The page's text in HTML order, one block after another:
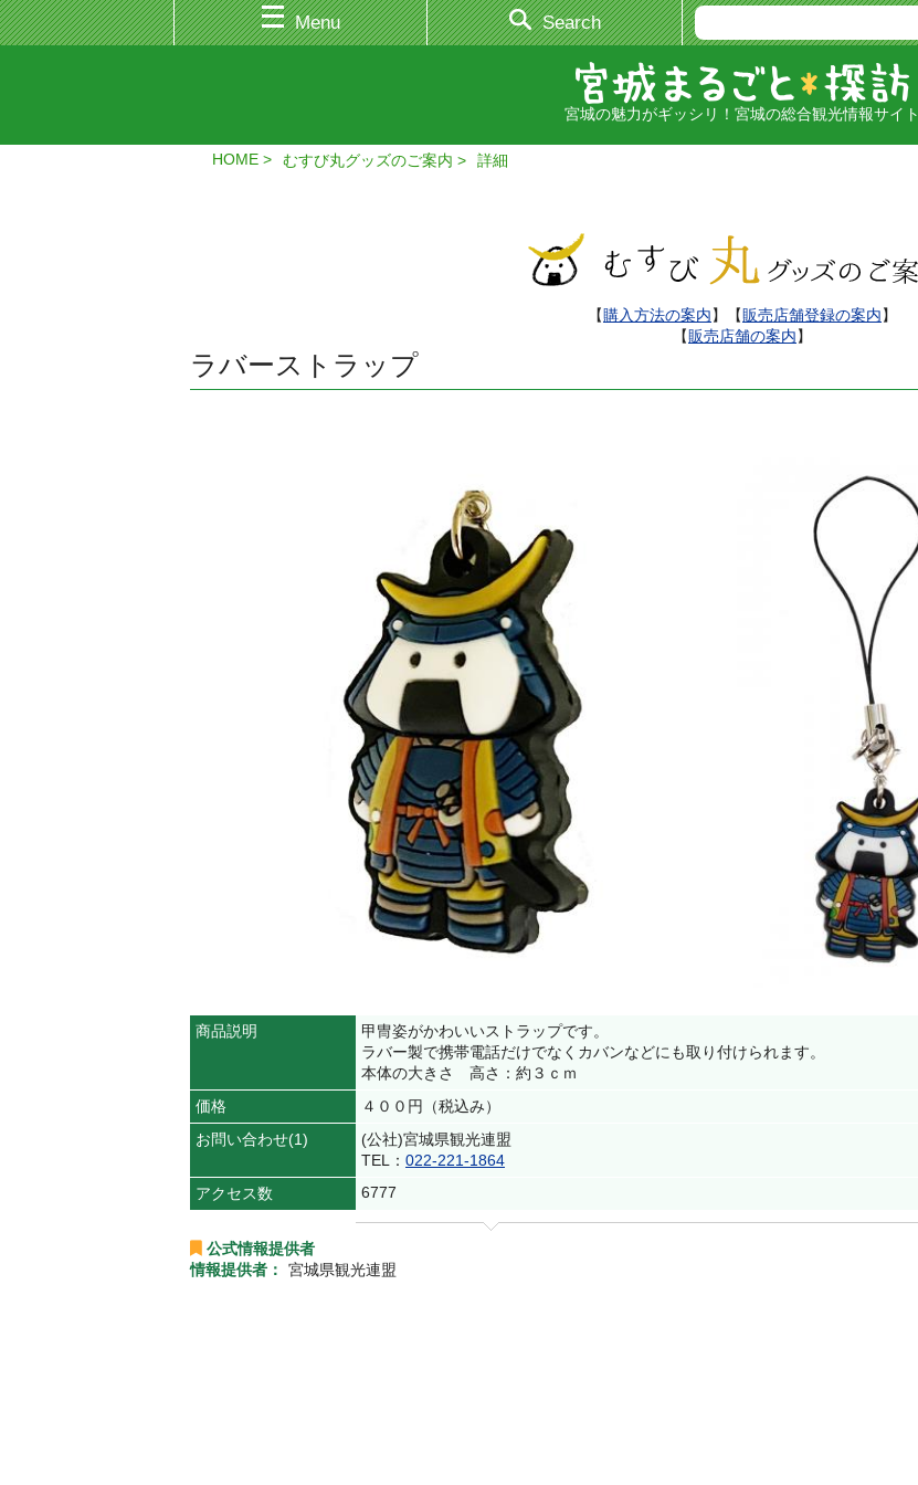
Menu Search
宮城の魅力がギッシリ！宮城の総合観光情報サイト
HOME むすび丸グッズのご案内 詳細
【購入方法の案内】【販売店舗登録の案内】
【販売店舗の案内】
ラバーストラップ
商品説明
甲冑姿がかわいいストラップです。
ラバー製で携帯電話だけでなくカバンなどにも取り付けられます。
本体の大きさ 高さ：約３ｃｍ
価格
４００円（税込み）
お問い合わせ(1)
(公社)宮城県観光連盟
TEL： 022-221-1864
アクセス数
6777
公式情報提供者
情報提供者：
宮城県観光連盟